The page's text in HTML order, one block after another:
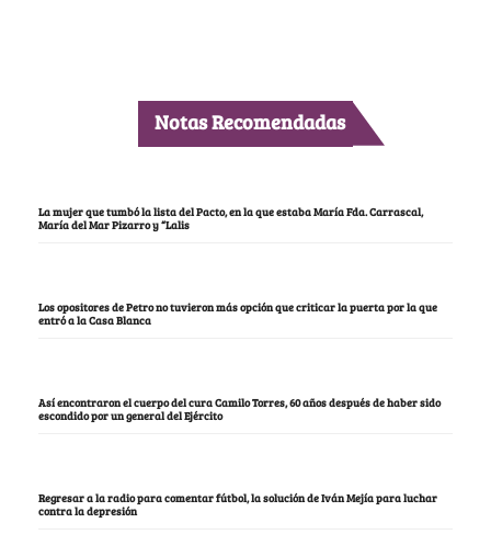
Notas Recomendadas
La mujer que tumbó la lista del Pacto, en la que estaba María Fda. Carrascal,
María del Mar Pizarro y “Lalis
Los opositores de Petro no tuvieron más opción que criticar la puerta por la que
entró a la Casa Blanca
Así encontraron el cuerpo del cura Camilo Torres, 60 años después de haber sido
escondido por un general del Ejército
Regresar a la radio para comentar fútbol, la solución de Iván Mejía para luchar
contra la depresión